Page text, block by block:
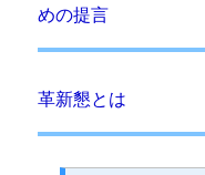
めの提言
革新懇とは